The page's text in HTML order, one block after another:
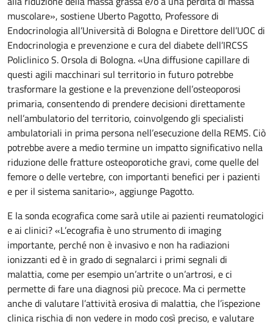
muscolare», sostiene Uberto Pagotto, Professore di
Endocrinologia all’Università di Bologna e Direttore dell’UOC di
Endocrinologia e prevenzione e cura del diabete dell’IRCSS
Policlinico S. Orsola di Bologna. «Una diffusione capillare di
questi agili macchinari sul territorio in futuro potrebbe
trasformare la gestione e la prevenzione dell’osteoporosi
primaria, consentendo di prendere decisioni direttamente
nell’ambulatorio del territorio, coinvolgendo gli specialisti
ambulatoriali in prima persona nell’esecuzione della REMS. Ciò
potrebbe avere a medio termine un impatto significativo nella
riduzione delle fratture osteoporotiche gravi, come quelle del
femore o delle vertebre, con importanti benefici per i pazienti
e per il sistema sanitario», aggiunge Pagotto.
E la sonda ecografica come sarà utile ai pazienti reumatologici
e ai clinici? «L’ecografia è uno strumento di imaging
importante, perché non è invasivo e non ha radiazioni
ionizzanti ed è in grado di segnalarci i primi segnali di
malattia, come per esempio un’artrite o un’artrosi, e ci
permette di fare una diagnosi più precoce. Ma ci permette
anche di valutare l’attività erosiva di malattia, che l’ispezione
clinica rischia di non vedere in modo così preciso, e valutare